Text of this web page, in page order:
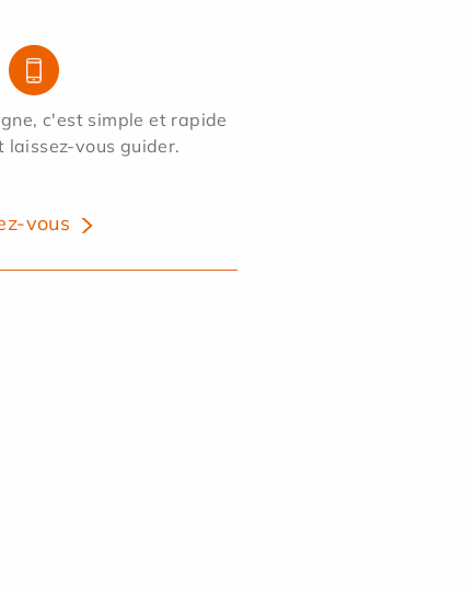
c'est simple et rapide
laissez-vous guider.
vous